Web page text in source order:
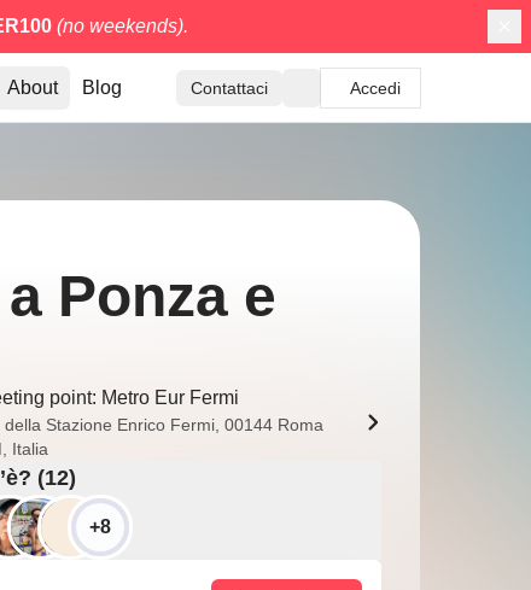
(no weekends).
About Blog Contattaci Accedi
Ponza e
point: Metro Eur Fermi
della Stazione Enrico Fermi, 00144 Roma
Italia
(12)
+8